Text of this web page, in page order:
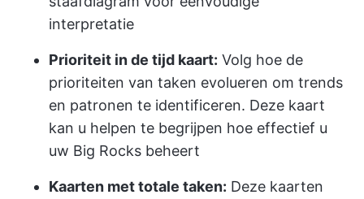
interpretatie
Prioriteit in de tijd kaart: Volg hoe de
prioriteiten van taken evolueren om trends
en patronen te identificeren. Deze kaart
kan u helpen te begrijpen hoe effectief u
uw Big Rocks beheert
Kaarten met totale taken: Deze kaarten